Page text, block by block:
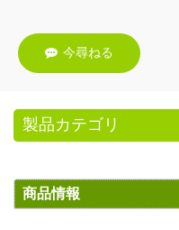
今尋ねる
製品カテゴリ
商品情報